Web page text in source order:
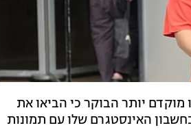
מוקדם יותר הבוקר כי הביאו את
האינסטגרם שלו עם תמונות